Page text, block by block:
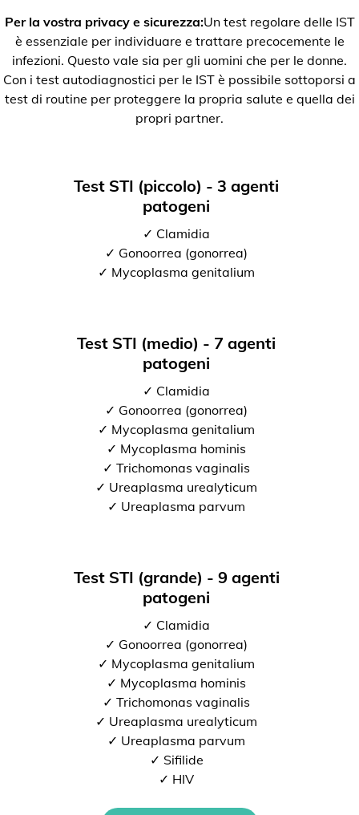
Per la vostra privacy e sicurezza:Un test regolare delle IST
è essenziale per individuare e trattare precocemente le
infezioni. Questo vale sia per gli uomini che per le donne.
Con i test autodiagnostici per le IST è possibile sottoporsi a
test di routine per proteggere la propria salute e quella dei
propri partner.
Test STI (piccolo) - 3 agenti
patogeni
✓ Clamidia
✓ Gonoorrea (gonorrea)
✓ Mycoplasma genitalium
Test STI (medio) - 7 agenti
patogeni
✓ Clamidia
✓ Gonoorrea (gonorrea)
✓ Mycoplasma genitalium
✓ Mycoplasma hominis
✓ Trichomonas vaginalis
✓ Ureaplasma urealyticum
✓ Ureaplasma parvum
Test STI (grande) - 9 agenti
patogeni
✓ Clamidia
✓ Gonoorrea (gonorrea)
✓ Mycoplasma genitalium
✓ Mycoplasma hominis
✓ Trichomonas vaginalis
✓ Ureaplasma urealyticum
✓ Ureaplasma parvum
✓ Sifilide
✓ HIV